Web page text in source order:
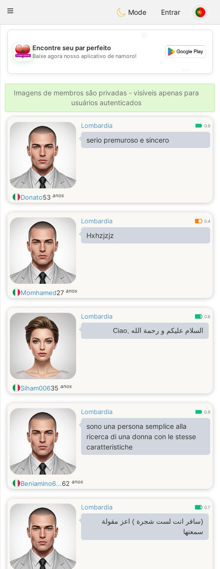
Maroc Dating
Toggle
Mode Entrar
💖
💕
Encontre seu par perfeito
Baixe agora nosso aplicativo de namoro!
Imagens de membros são privadas - visíveis apenas para
usuários autenticados
Lombardia 0.9
serio premuroso e sincero
Donato53 anos
Lombardia 0.4
Hxhzjzjz
Momhamed27 anos
Lombardia 0.8
السلام عليكم و رحمة الله ,Ciao
Siham00635 anos
Lombardia 0.9
sono una persona semplice alla
ricerca di una donna con le stesse
caratteristiche
Beniamino6...62 anos
Lombardia 0.7
(سافر انت لست شجرة ) اعز مقولة
سمعتها